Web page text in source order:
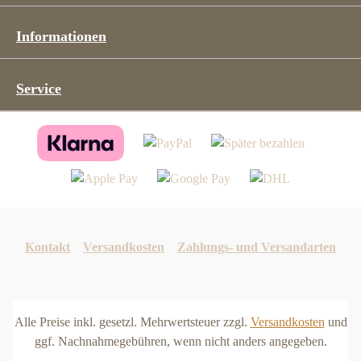
Steckverbindung für unsere Außen-
Informationen
Service
Kontakt Versandkosten Zahlungs- und Versandarten
Alle Preise inkl. gesetzl. Mehrwertsteuer zzgl. Versandkosten und
ggf. Nachnahmegebühren, wenn nicht anders angegeben.